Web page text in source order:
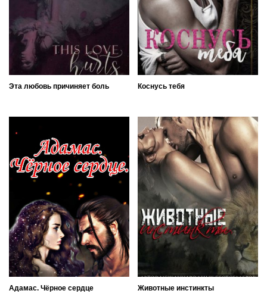
Эта любовь причиняет боль Коснусь тебя
Адамас. Чёрное сердце Животные инстинкты